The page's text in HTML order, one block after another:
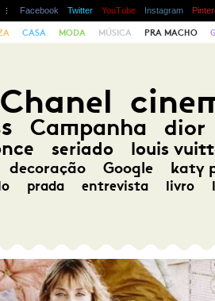
Facebook Twitter YouTube Instagram
CASA MODA MÚSICA PRA MACHO
Chanel
Campanha dior
seriado louis
decoração Google katy
prada entrevista livro